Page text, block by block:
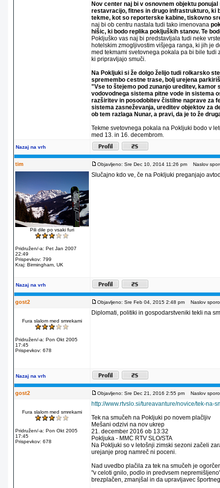
Nov center naj bi v osnovnem objektu ponujal
restavracijo, fitnes in drugo infrastrukturo, ki
tekme, kot so reporterske kabine, tiskovno
naj bi ob centru nastala tudi tako imenovana
hišic, ki bodo replika pokljuških stanov. Te
Pokljuško vas naj bi predstavljala tudi neke
hotelskim zmogljivostim višjega ranga, ki jih je
med tekmami svetovnega pokala pa bi bile tudi
ki pripravljajo smuči.
Na Pokljuki si že dolgo želijo tudi rolkarsko
spremembo cestne trase, bolj urejena
"Vse to štejemo pod zunanjo ureditev, kamor
vodovodnega sistema pitne vode in sistema
razširitev in posodobitev čistilne naprave za
sistema zasneževanja, ureditev objektov za
ob tem razlaga Nunar, a pravi, da je to že
Tekme svetovnega pokala na Pokljuki bodo v
med 13. in 16. decembrom.
Nazaj na vrh
tim Objavljeno: Sre Dec 10, 2014 11:26 pm Naslov
Pili dile po vsaki furi
Pridružen/-a: Pet Jan 2007
22:49
Prispevkov: 799
Kraj: Birmingham, UK
Slučajno kdo ve, če na Pokljuki preganjajo
Nazaj na vrh
gost2 Objavljeno: Sre Feb 04, 2015 2:48 pm Naslov
Fura slalom med smrekami
Pridružen/-a: Pon Okt 2005
17:45
Prispevkov: 678
Diplomati, politiki in gospodarstveniki tekli na
Nazaj na vrh
gost2 Objavljeno: Sre Dec 21, 2016 2:55 pm Naslov
Fura slalom med smrekami
Pridružen/-a: Pon Okt 2005
17:45
Prispevkov: 678
http://www.rtvslo.si/tureavanture/novice/tek-
Tek na smučeh na Pokljuki po novem plačljiv
Mešani odzivi na nov ukrep
21. december 2016 ob 13:32
Pokljuka - MMC RTV SLO/STA
Na Pokljuki so v letošnji zimski sezoni začeli
urejanje prog namreč ni poceni.
Nad uvedbo plačila za tek na smučeh je
"v celoti gnilo, podlo in predvsem
brezplačen, zmanjšal in da upravljavec